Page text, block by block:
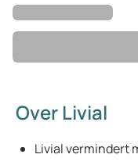
Over Livial
Livial vermindert